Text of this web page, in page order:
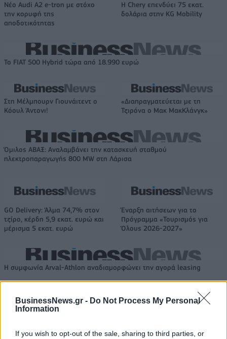
BusinessNews.gr - Do Not Process My Personal
Information
If you wish to opt-out of the sale, sharing to third parties, or
Νέο Audi A2 e-tron με στόχο
την κορυφή της
αποδοτικότητας
Η Chery επενδύει 75 εκατ.
δολάρια στην KG Mobility
Το FIAT 500 Hybrid τώρα από 18.990 ευρώ
Στη Μέλμπουρν Γιουνάιτεντ ο
Κόουλ Άντονι!
«Διαπραγματεύεται με τη
Τζιρόνα ο Μακ ΜακΚλάνγκ»
Όμιλος ΑΒΑΞ: Αναλαμβάνει την κατασκευή σταθμού
ηλεκτροπαραγωγής 800 MW στη Λάρισα
GO Delivery: Άλμα 74,7% στον
τζίρο, κέρδη 5,9 εκατ. ευρώ και
μέρισμα 5 εκατ. ευρώ
Έναρξη αιτήσεων για το
Πρόγραμμα «Τουρισμός για
Όλους 2026-2027»
Η συμφωνία Arval-Athlon αναδιαμορφώνει την αγορά leasing
VW: Η δύσκολη εξίσωση της
ESG Report 2025: Πώς η ΑΒ
πράξη